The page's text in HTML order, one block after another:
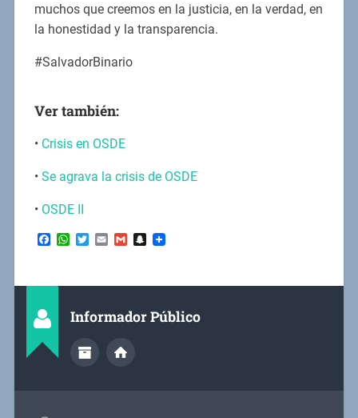
muchos que creemos en la justicia, en la verdad, en
la honestidad y la transparencia.
#SalvadorBinario
Ver también:
• Crisis en OSDE
• Se agrava la crisis de OSDE
• OSDE II
Facebook
WhatsApp
Twitter
EmailGmailSnapchat
Informador Público